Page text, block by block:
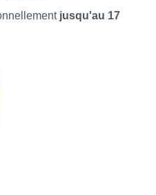
jusqu'au 17